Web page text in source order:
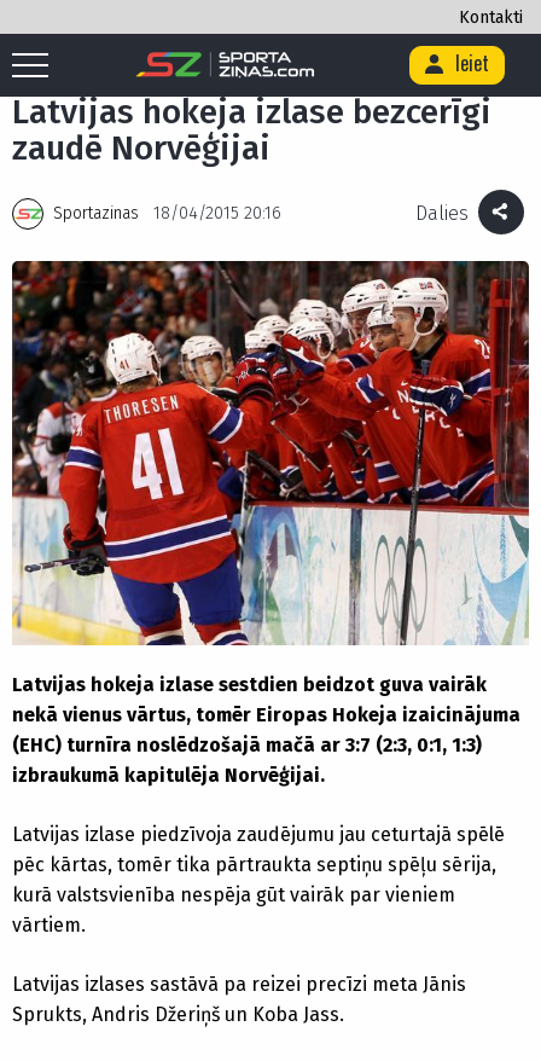
Kontakti
Ieiet
Sākums Latvijas hokeja izlase bezcerīgi zaudē Norvēģijai
Latvijas hokeja izlase bezcerīgi
zaudē Norvēģijai
Sportazinas 18/04/2015 20:16 Dalies
Latvijas hokeja izlase sestdien beidzot guva vairāk
nekā vienus vārtus, tomēr Eiropas Hokeja izaicinājuma
(EHC) turnīra noslēdzošajā mačā ar 3:7 (2:3, 0:1, 1:3)
izbraukumā kapitulēja Norvēģijai.
Latvijas izlase piedzīvoja zaudējumu jau ceturtajā spēlē
pēc kārtas, tomēr tika pārtraukta septiņu spēļu sērija,
kurā valstsvienība nespēja gūt vairāk par vieniem
vārtiem.
Latvijas izlases sastāvā pa reizei precīzi meta Jānis
Sprukts, Andris Džeriņš un Koba Jass.